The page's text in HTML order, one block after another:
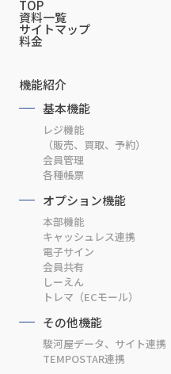
TOP
資料一覧
サイトマップ
料金
機能紹介
基本機能
レジ機能
（販売、買取、予約）
会員管理
各種帳票
オプション機能
本部機能
キャッシュレス連携
電子サイン
会員共有
しーえん
トレマ（ECモール）
その他機能
駿河屋データ、サイト連携
TEMPOSTAR連携